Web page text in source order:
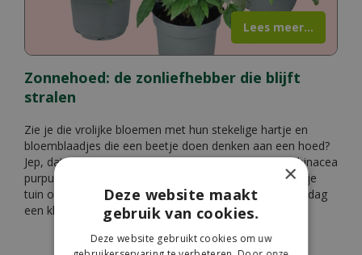
Zonnehoed: de zonliefhebber die blijft
stralen
Zie je die vrolijke bloemen met hun stekelige hartje en
bloemblaadjes die een beetje doen denken aan een hoed?
Jep, dat is dus de zonnehoed, officieel bekend als Echinacea
purpurea. Deze plant is helemaal gek op zon en fleurt je
tuin of balkon van juli tot september op alsof het elke dag
een klein feestje is.
Lees meer...
×
Deze website maakt
gebruik van cookies.
Deze website gebruikt cookies om uw